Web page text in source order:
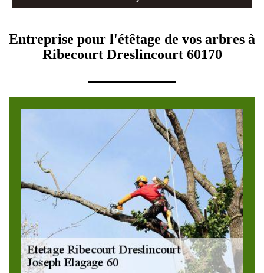
Entreprise pour l'étêtage de vos arbres à
Ribecourt Dreslincourt 60170